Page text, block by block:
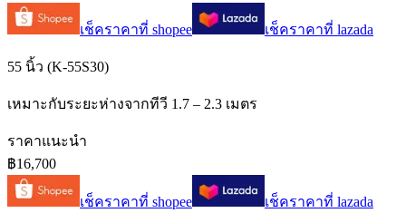
เช็คราคาที่ shopee เช็คราคาที่ lazada
55 นิ้ว (K-55S30)
เหมาะกับระยะห่างจากทีวี 1.7 – 2.3 เมตร
ราคาแนะนำ
฿16,700
เช็คราคาที่ shopee เช็คราคาที่ lazada